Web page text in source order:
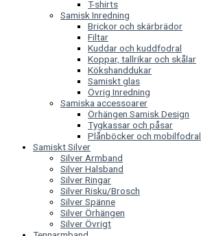
T-shirts
Samisk Inredning
Brickor och skärbrädor
Filtar
Kuddar och kuddfodral
Koppar, tallrikar och skålar
Kökshanddukar
Samiskt glas
Övrig Inredning
Samiska accessoarer
Örhängen Samisk Design
Tygkassar och påsar
Plånböcker och mobilfodral
Samiskt Silver
Silver Armband
Silver Halsband
Silver Ringar
Silver Risku/Brosch
Silver Spänne
Silver Örhängen
Silver Övrigt